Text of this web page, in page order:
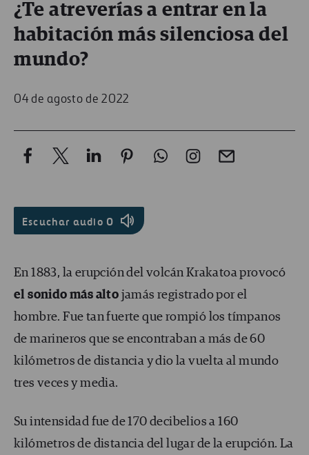
¿Te atreverías a entrar en la
habitación más silenciosa del
mundo?
04 de agosto de 2022
Escuchar audio 0
En 1883, la erupción del volcán Krakatoa provocó
el sonido más alto jamás registrado por el
hombre. Fue tan fuerte que rompió los tímpanos
de marineros que se encontraban a más de 60
kilómetros de distancia y dio la vuelta al mundo
tres veces y media.
Su intensidad fue de 170 decibelios a 160
kilómetros de distancia del lugar de la erupción. La